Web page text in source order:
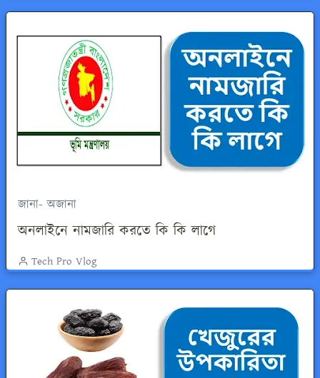
জানা- অজানা
অনলাইনে নামজারি করতে কি কি লাগে
Tech Pro Vlog